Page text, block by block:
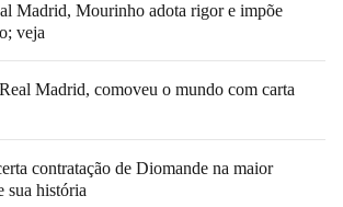
Madrid, Mourinho adota rigor e impõe
veja
Madrid, comoveu o mundo com carta
contratação de Diomande na maior
sua história